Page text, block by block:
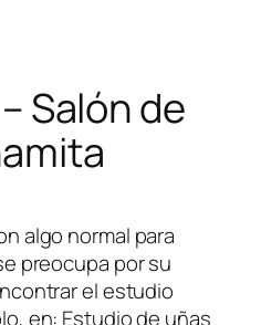
Salón de
algo normal para
preocupa por su
el estudio
en: Estudio de uñas